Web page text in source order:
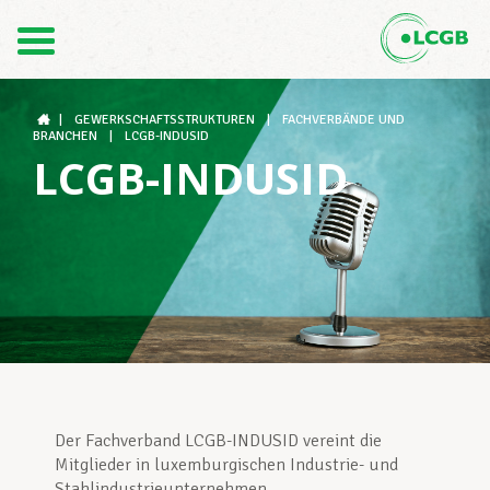
FR
Der LCGB
Gewerkschaftsstrukturen
Unterstützung im Arbeitsalltag
Ihre Rechte
GEWERKSCHAFTSSTRUKTUREN |
FACHVERBÄNDE UND
BRANCHEN
LCGB-INDUSID
LCGB-INDUSID
Der Fachverband LCGB-INDUSID vereint die
Mitglieder in luxemburgischen Industrie- und